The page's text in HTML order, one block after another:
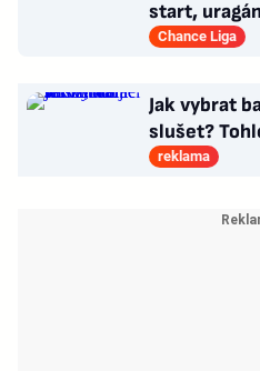
start,
smutná
Chance Liga
Jak vybrat
slušet?
reklama